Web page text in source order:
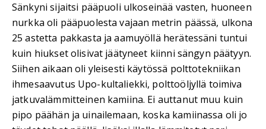
Sänkyni sijaitsi pääpuoli ulkoseinää vasten, huoneen
nurkka oli pääpuolesta vajaan metrin päässä, ulkona
25 astetta pakkasta ja aamuyöllä herätessäni tuntui
kuin hiukset olisivat jäätyneet kiinni sängyn päätyyn.
Siihen aikaan oli yleisesti käytössä polttotekniikan
ihmesaavutus Upo-kultaliekki, polttoöljyllä toimiva
jatkuvalämmitteinen kamiina. Ei auttanut muu kuin
pipo päähän ja uinailemaan, koska kamiinassa oli jo